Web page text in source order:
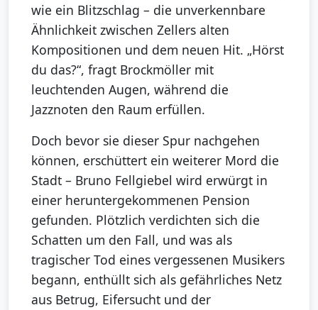
wie ein Blitzschlag – die unverkennbare
Ähnlichkeit zwischen Zellers alten
Kompositionen und dem neuen Hit. „Hörst
du das?“, fragt Brockmöller mit
leuchtenden Augen, während die
Jazznoten den Raum erfüllen.
Doch bevor sie dieser Spur nachgehen
können, erschüttert ein weiterer Mord die
Stadt – Bruno Fellgiebel wird erwürgt in
einer heruntergekommenen Pension
gefunden. Plötzlich verdichten sich die
Schatten um den Fall, und was als
tragischer Tod eines vergessenen Musikers
begann, enthüllt sich als gefährliches Netz
aus Betrug, Eifersucht und der